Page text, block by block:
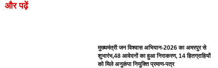
और पढ़ें
मुख्यमंत्री जन विश्वास अभियान-2026 का अमरपुर से
शुभारंभ,48 आवेदनों का हुआ निराकरण, 14 हितग्राहियों
को मिले अनुकंपा नियुक्ति प्रमाण-पत्र